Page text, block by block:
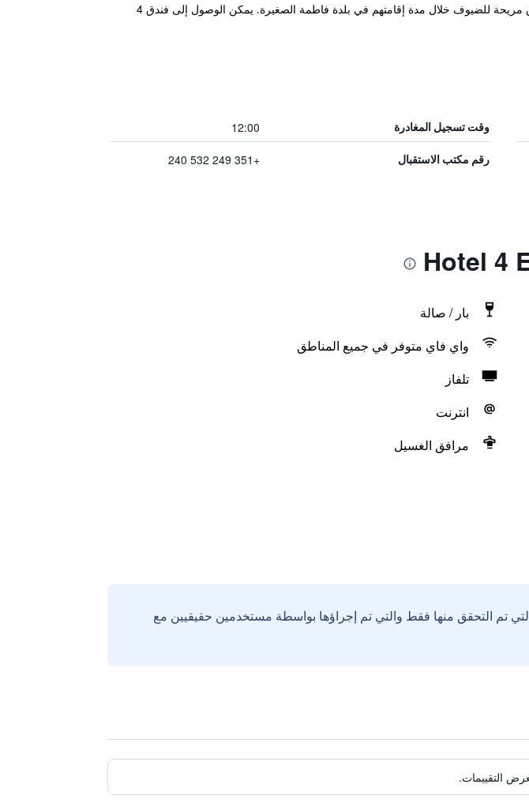
يقع هذا الفندق الحديث على بُعد 50 مترًا فقط من مزار فاطمة، ويوفر قاعدة انطلاق مريحة للضيوف خلال مدة إقامتهم في بلدة فاطمة الصغيرة. يمكن الوصول إلى فندق 4
وقت تسجيل المغادرة 12:00
رقم مكتب الاستقبال +351 249 532 240
بار / صالة
واي فاي متوفر في جميع المناطق
تلفاز
انترنت
مرافق الغسيل
تم التحقق منها فقط والتي تم إجراؤها بواسطة مستخدمين حقيقيين مع
التقييمات.